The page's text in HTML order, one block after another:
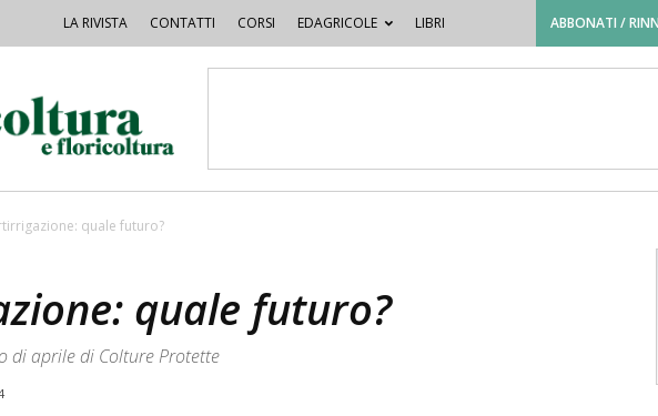
LA RIVISTA CONTATTI CORSI EDAGRICOLE LIBRI ABBONATI /
quale futuro?
quale futuro?
di aprile di Colture Protette